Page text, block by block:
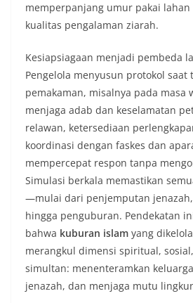
memperpanjang umur pakai lahan
kualitas pengalaman ziarah.
Kesiapsiagaan menjadi pembeda
Pengelola menyusun protokol saat
pemakaman, misalnya pada masa
menjaga adab dan keselamatan
relawan, ketersediaan
koordinasi dengan faskes dan
mempercepat respon tanpa
Simulasi berkala memastikan
—mulai dari penjemputan
hingga penguburan. Pendekatan
bahwa kuburan islam yang
merangkul dimensi spiritual,
simultan: menenteramkan
jenazah, dan menjaga mutu